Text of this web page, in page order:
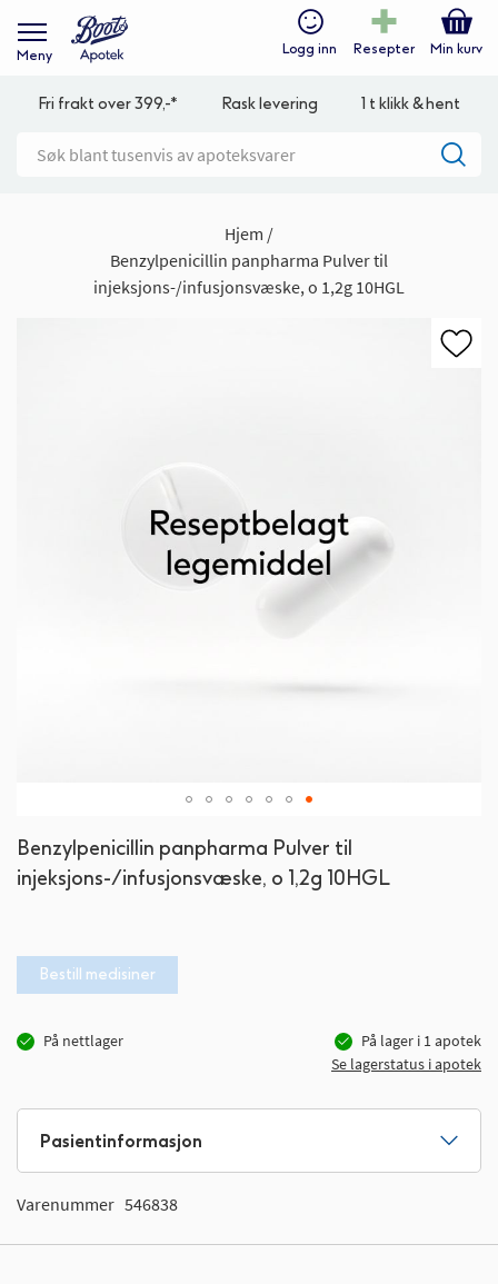
Meny Logg inn Resepter Min kurv
Fri frakt over 399,-* Rask levering 1 t klikk & hent
Hjem
Benzylpenicillin panpharma Pulver til
injeksjons-/infusjonsvæske, o 1,2g 10HGL
Benzylpenicillin panpharma Pulver til
injeksjons-/infusjonsvæske, o 1,2g 10HGL
Bestill medisiner
På nettlager På lager i 1apotek
Se lagerstatus i apotek
til
begynnelsen
Pasientinformasjon
Varenummer 546838